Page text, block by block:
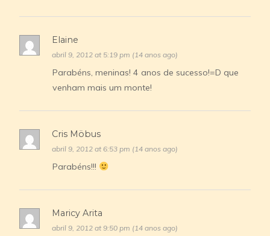
Elaine
abril 9, 2012 at 5:19 pm (14 anos ago)
Parabéns, meninas! 4 anos de sucesso!=D que
venham mais um monte!
Cris Möbus
abril 9, 2012 at 6:53 pm (14 anos ago)
Parabéns!!!
Maricy Arita
abril 9, 2012 at 9:50 pm (14 anos ago)